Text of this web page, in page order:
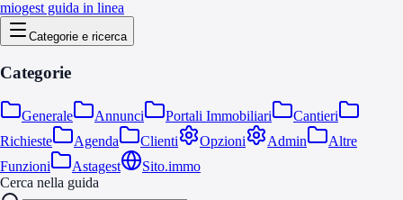
miogest guida in linea
Categorie e ricerca
Categorie
Generale Annunci Portali Immobiliari
Cantieri
Richieste
Agenda Clienti Opzioni Admin
Altre
Funzioni
Astagest
Sito.immo
Cerca nella guida